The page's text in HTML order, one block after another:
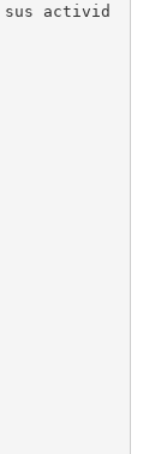
sus activid